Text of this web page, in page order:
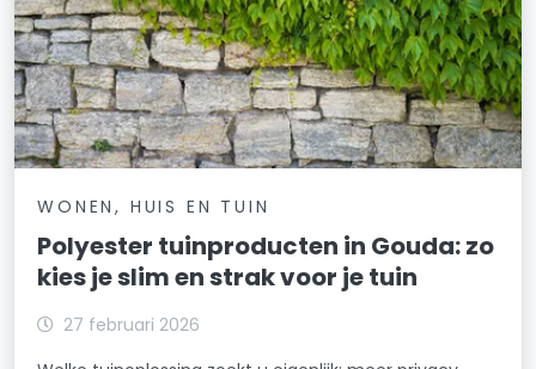
WONEN, HUIS EN TUIN
Polyester tuinproducten in Gouda: zo
kies je slim en strak voor je tuin
27 februari 2026